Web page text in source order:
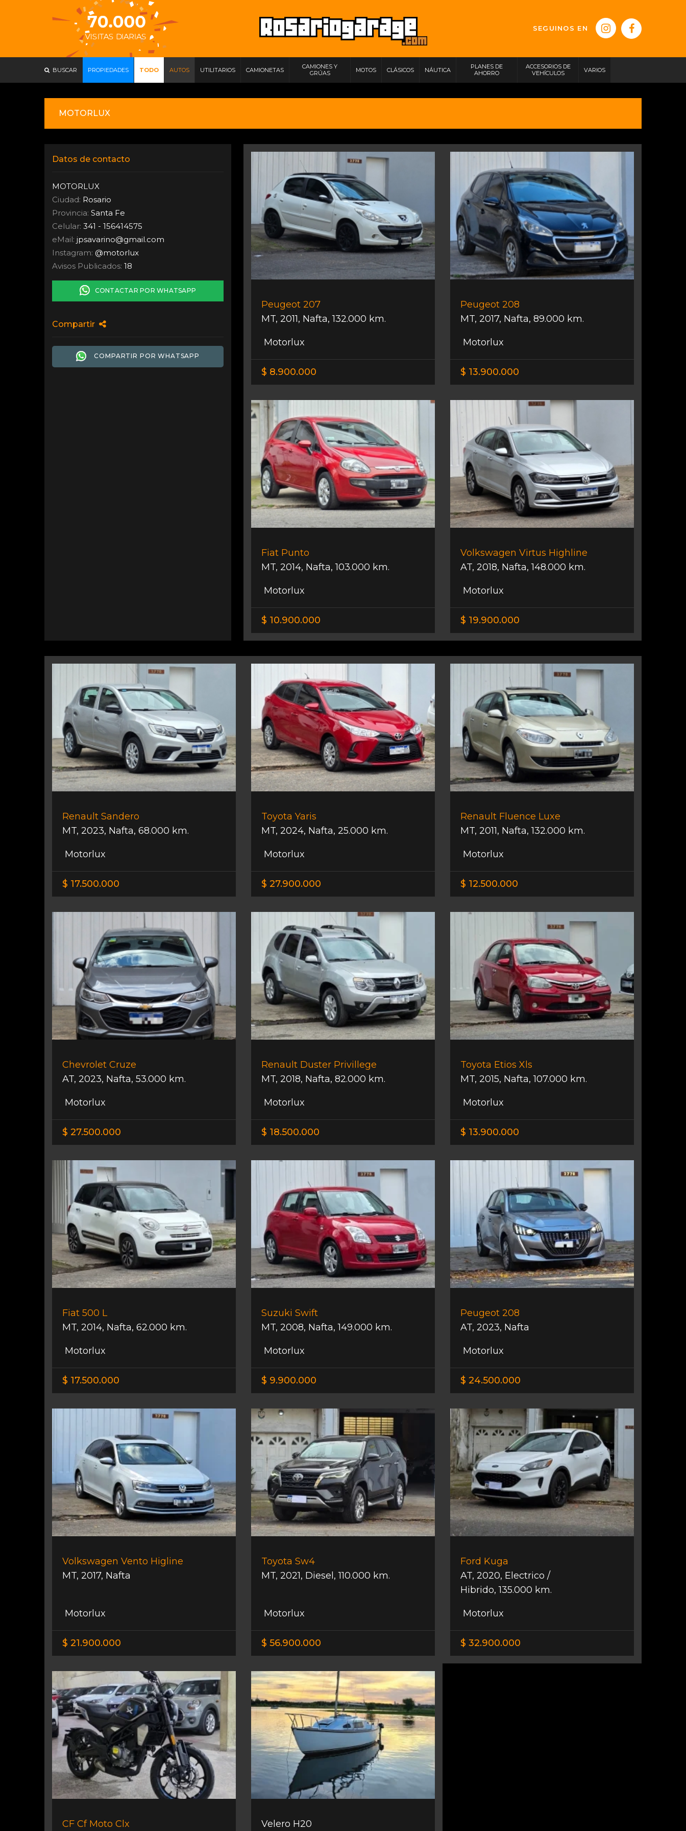
SEGUINOS EN
BUSCAR PROPIEDADES TODO AUTOS UTILITARIOS CAMIONETAS
CAMIONES Y
GRÚAS
MOTOS CLÁSICOS NÁUTICA
PLANES DE
AHORRO
ACCESORIOS DE
VEHÍCULOS
VARIOS
MOTORLUX
Datos de contacto
MOTORLUX
Ciudad: Rosario
Provincia: Santa Fe
Celular: 341 - 156414575
eMail: jpsavarino@gmail.com
Instagram: @motorlux
Avisos Publicados: 18
CONTACTAR POR WHATSAPP
Compartir
COMPARTIR POR WHATSAPP
Peugeot 207
MT, 2011, Nafta,132.000 km.
Motorlux
$ 8.900.000
Peugeot 208
MT, 2017, Nafta, 89.000 km.
Motorlux
$ 13.900.000
Fiat Punto
MT, 2014, Nafta,103.000 km.
Motorlux
$ 10.900.000
Volkswagen Virtus Highline
AT, 2018, Nafta,148.000 km.
Motorlux
$ 19.900.000
Renault Sandero
MT, 2023, Nafta, 68.000 km.
Motorlux
$ 17.500.000
Toyota Yaris
MT, 2024, Nafta, 25.000 km.
Motorlux
$ 27.900.000
Renault Fluence Luxe
MT, 2011, Nafta,132.000 km.
Motorlux
$ 12.500.000
Chevrolet Cruze
AT, 2023, Nafta, 53.000 km.
Motorlux
$ 27.500.000
Renault Duster Privillege
MT, 2018, Nafta, 82.000 km.
Motorlux
$ 18.500.000
Toyota Etios Xls
MT, 2015, Nafta,107.000 km.
Motorlux
$ 13.900.000
Fiat 500 L
MT, 2014, Nafta, 62.000 km.
Motorlux
$ 17.500.000
Suzuki Swift
MT, 2008, Nafta,149.000 km.
Motorlux
$ 9.900.000
Peugeot 208
AT, 2023, Nafta
Motorlux
$ 24.500.000
Volkswagen Vento Higline
MT, 2017, Nafta
Motorlux
$ 21.900.000
Toyota Sw4
MT, 2021, Diesel ,110.000 km.
Motorlux
$ 56.900.000
Ford Kuga
AT, 2020, Electrico /
Hibrido,135.000 km.
Motorlux
$ 32.900.000
CF Cf Moto Clx Velero H20